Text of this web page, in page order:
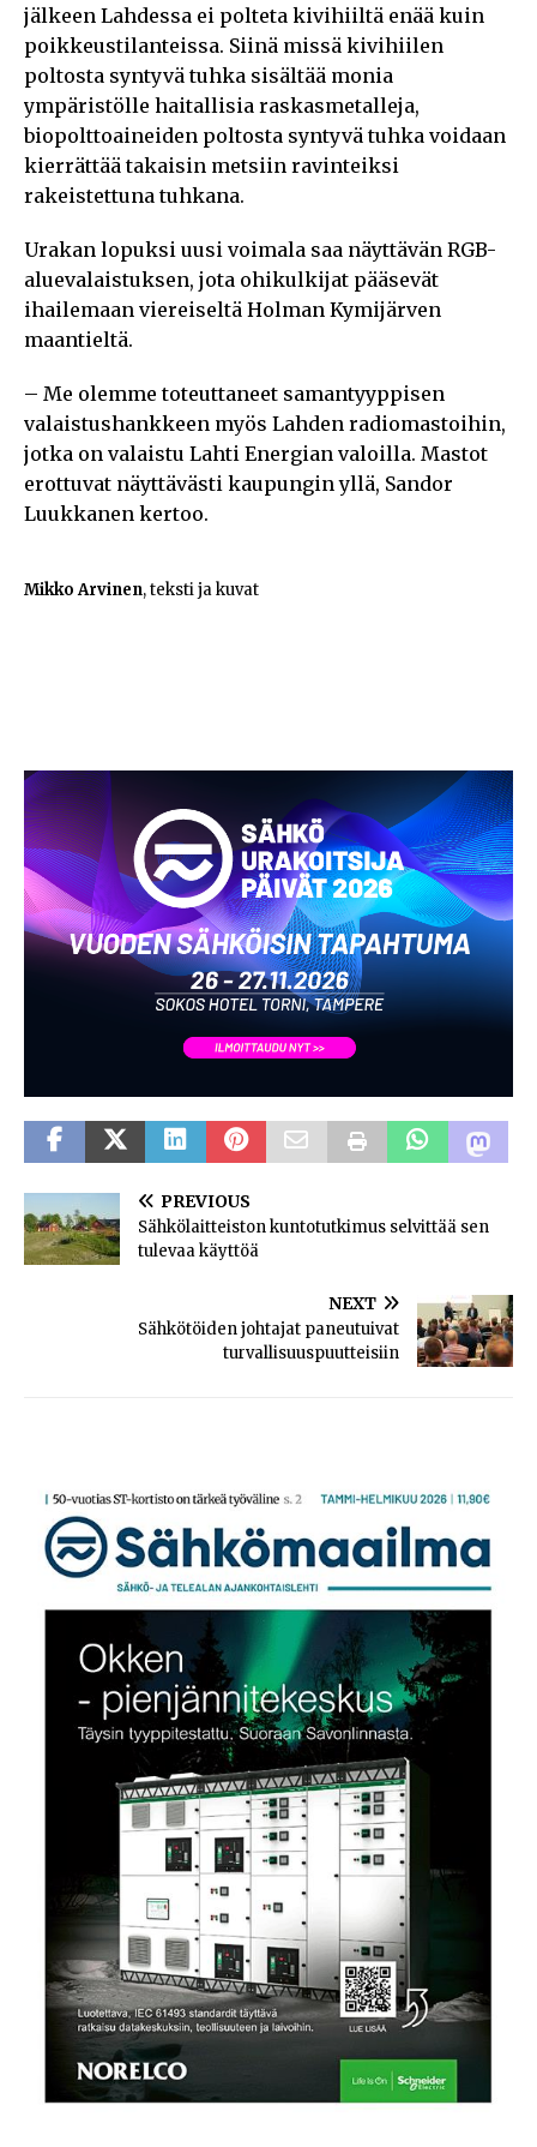
jälkeen Lahdessa ei polteta kivihiiltä enää kuin
poikkeustilanteissa. Siinä missä kivihiilen
poltosta syntyvä tuhka sisältää monia
ympäristölle haitallisia raskasmetalleja,
biopolttoaineiden poltosta syntyvä tuhka voidaan
kierrättää takaisin metsiin ravinteiksi
rakeistettuna tuhkana.
Urakan lopuksi uusi voimala saa näyttävän RGB-
aluevalaistuksen, jota ohikulkijat pääsevät
ihailemaan viereiseltä Holman Kymijärven
maantieltä.
– Me olemme toteuttaneet samantyyppisen
valaistushankkeen myös Lahden radiomastoihin,
jotka on valaistu Lahti Energian valoilla. Mastot
erottuvat näyttävästi kaupungin yllä, Sandor
Luukkanen kertoo.
Mikko Arvinen, teksti ja kuvat
PREVIOUS
Sähkölaitteiston kuntotutkimus selvittää sen
tulevaa käyttöä
NEXT
Sähkötöiden johtajat paneutuivat
turvallisuuspuutteisiin